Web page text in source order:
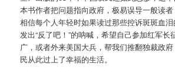
本书作者把问题指向政府，极易误导一般读者
相信每个人年轻时如果读过那些控诉斑斑血
发出“反了吧！”的呐喊，希望自己参加红军长
广，或者外来美国大兵，帮我们推翻独裁政
民从此过上了幸福的生活。